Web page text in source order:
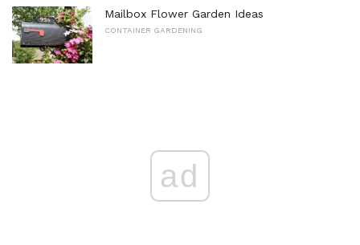
Mailbox Flower Garden Ideas
CONTAINER GARDENING
ad